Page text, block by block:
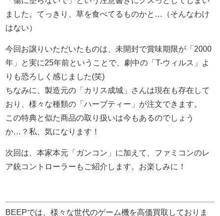
ました。てっきり、草を食べてるものかと…（そんなわけ
はない）
今回お譲りいただいたものは、未開封で賞味期限が「2000
年」と実に25年前ということで、劇中の「T-ウィルス」よ
りも恐ろしく感じました(笑)
ちなみに、製造元の「カリス成城」さんは現在も存在して
おり、様々な種類の「ハーブティー」が注文できます。
この特典と似た商品の取り扱いは今もあるのでしょう
か…？私、気になります！
次回は、本家本元「ガンコン」に加えて、ファミコンのレ
ア銃コントローラーもご紹介します。お楽しみに！
BEEPでは、様々な世代のゲーム機を高価買取しておりま